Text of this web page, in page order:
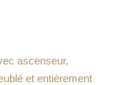
ascenseur,
et entièrement